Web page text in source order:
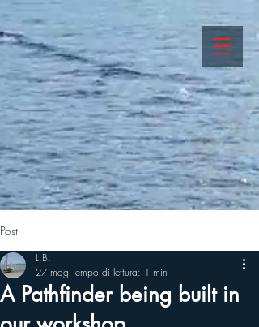
Post
A Pathfinder being built in
L.B.
27 mag Tempo di lettura: 1 min